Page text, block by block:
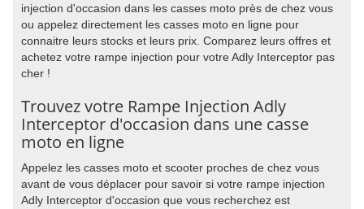
injection d'occasion dans les casses moto près de chez vous
ou appelez directement les casses moto en ligne pour
connaitre leurs stocks et leurs prix. Comparez leurs offres et
achetez votre rampe injection pour votre Adly Interceptor pas
cher !
Trouvez votre Rampe Injection Adly
Interceptor d'occasion dans une casse
moto en ligne
Appelez les casses moto et scooter proches de chez vous
avant de vous déplacer pour savoir si votre rampe injection
Adly Interceptor d'occasion que vous recherchez est